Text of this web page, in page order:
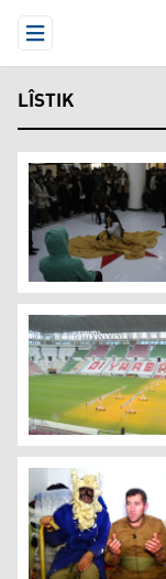
Open Menu
LÎSTIK
Li Kerkûkê
Stadyûma